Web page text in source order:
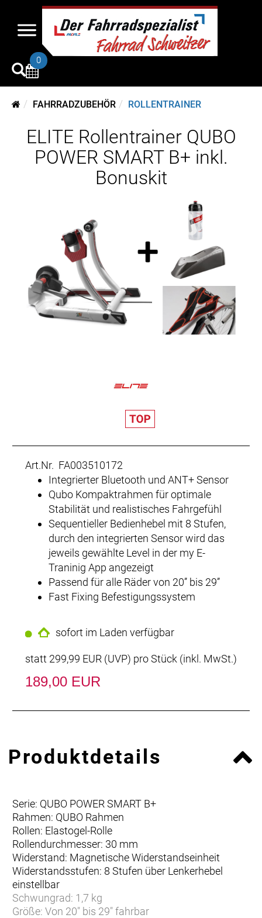
0
FAHRRADZUBEHÖR ROLLENTRAINER
ELITE Rollentrainer QUBO
POWER SMART B+ inkl.
Bonuskit
Art.Nr. FA003510172
Integrierter Bluetooth und ANT+ Sensor
Qubo Kompaktrahmen für optimale
Stabilität und realistisches Fahrgefühl
Sequentieller Bedienhebel mit 8 Stufen,
durch den integrierten Sensor wird das
jeweils gewählte Level in der my E-
Traninig App angezeigt
Passend für alle Räder von 20’’ bis 29’’
Fast Fixing Befestigungssystem
sofort im Laden verfügbar
statt 299,99 EUR (UVP) pro Stück (inkl. MwSt.)
189,00 EUR
Produktdetails
Serie: QUBO POWER SMART B+
Rahmen: QUBO Rahmen
Rollen: Elastogel-Rolle
Rollendurchmesser: 30 mm
Widerstand: Magnetische Widerstandseinheit
Widerstandsstufen: 8 Stufen über Lenkerhebel
einstellbar
Schwungrad: 1,7 kg
Größe: Von 20" bis 29" fahrbar